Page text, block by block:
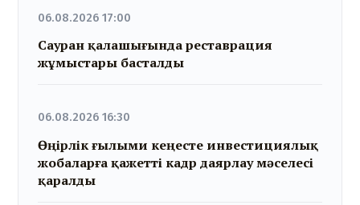
06.08.2026 17:00
Сауран қалашығында реставрация
жұмыстары басталды
06.08.2026 16:30
Өңірлік ғылыми кеңесте инвестициялық
жобаларға қажетті кадр даярлау мәселесі
қаралды